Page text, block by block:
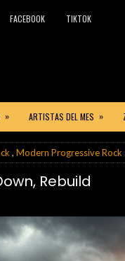
FACEBOOK TIKTOK
» ARTISTAS DEL MES »
, Modern Progressive Rock
Rebuild